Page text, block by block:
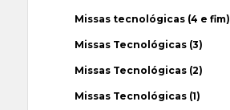
Missas tecnológicas (4 e fim)
Missas Tecnológicas (3)
Missas Tecnológicas (2)
Missas Tecnológicas (1)